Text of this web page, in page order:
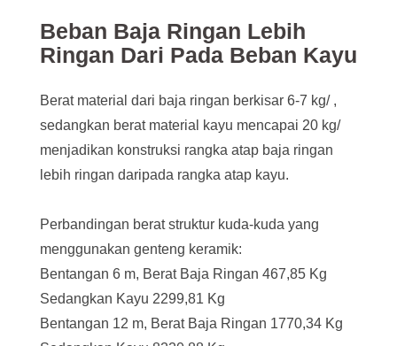
Beban Baja Ringan Lebih
Ringan Dari Pada Beban Kayu
Berat material dari baja ringan berkisar 6-7 kg/ ,
sedangkan berat material kayu mencapai 20 kg/
menjadikan konstruksi rangka atap baja ringan
lebih ringan daripada rangka atap kayu.
Perbandingan berat struktur kuda-kuda yang
menggunakan genteng keramik:
Bentangan 6 m, Berat Baja Ringan 467,85 Kg
Sedangkan Kayu 2299,81 Kg
Bentangan 12 m, Berat Baja Ringan 1770,34 Kg